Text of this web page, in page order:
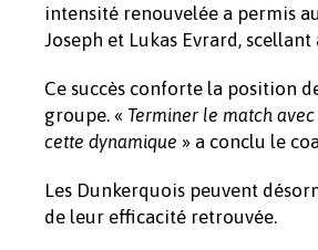
intensité renouvelée a permis
Joseph et Lukas Evrard,
Ce succès conforte la position
groupe. « Terminer le match
cette dynamique » a conclu le
Les Dunkerquois peuvent
de leur efficacité retrouvée.